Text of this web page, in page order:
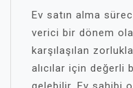
Ev satın alma
verici bir dönem
karşılaşılan
alıcılar için değerli